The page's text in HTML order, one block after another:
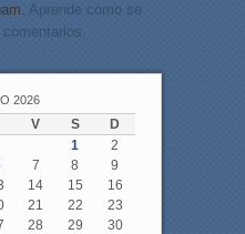
Aprende cómo se
2026
V S
D
1
2
7 8
9
14 15
16
21 22
23
28 29
30